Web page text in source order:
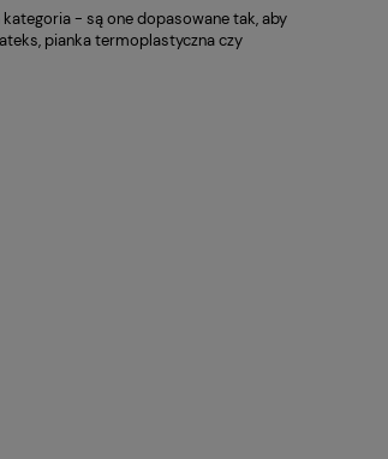
- są one dopasowane tak, aby
pianka termoplastyczna czy